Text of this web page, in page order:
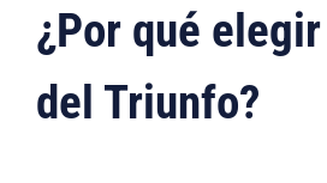
¿Por qué
del Triunfo?